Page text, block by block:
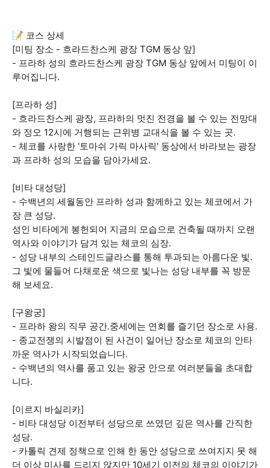
📝 코스 상세
[미팅 장소 - 흐라드찬스케 광장 TGM 동상 앞]
- 프라하 성의 흐라드찬스케 광장 TGM 동상 앞에서 미팅이 이
루어집니다.
[프라하 성]
- 흐라드찬스케 광장, 프라하의 멋진 전경을 볼 수 있는 전망대
와 정오 12시에 거행되는 근위병 교대식을 볼 수 있는 곳.
- 체코를 사랑한 '토마쉬 가릭 마사릭' 동상에서 바라보는 광장
과 프라하 성의 모습을 담아가세요.
[비타 대성당]
- 수백년의 세월동안 프라하 성과 함께하고 있는 체코에서 가
장 큰 성당.
성인 비타에게 봉헌되어 지금의 모습으로 건축될 때까지 오랜
역사와 이야기가 담겨 있는 체코의 심장.
- 성당 내부의 스테인드글라스를 통해 투과되는 아름다운 빛.
그 빛에 물들어 다채로운 색으로 빛나는 성당 내부를 꼭 방문
해 보세요.
[구왕궁]
- 프라하 왕의 직무 공간.중세에는 연회를 즐기던 장소로 사용.
- 종교전쟁의 시발점이 된 사건이 일어난 장소로 체코의 안타
까운 역사가 시작되었습니다.
- 수백년의 역사를 품고 있는 왕궁 안으로 여러분들을 초대합
니다.
[이르지 바실리카]
- 비타 대성당 이전부터 성당으로 쓰였던 깊은 역사를 간직한
성당.
- 카톨릭 견제 정책으로 인해 한 동안 성당으로 쓰여지지 못 해
더 이상 미사를 드리지 않지만 10세기 이전의 체코의 이야기가